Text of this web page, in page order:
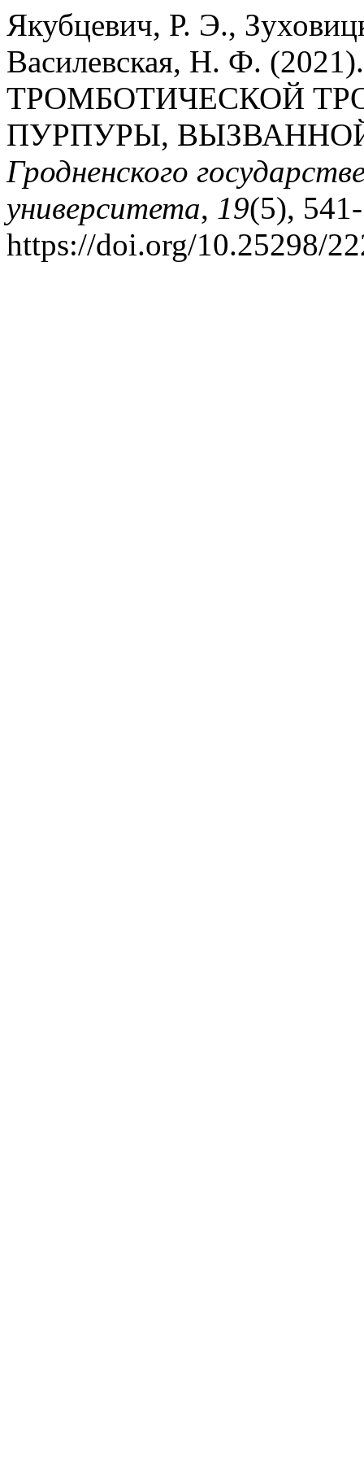
Якубцевич, Р. Э.,
Василевская, Н. Ф.
ТРОМБОТИЧЕСКОЙ
ПУРПУРЫ,
Гродненского
университета, 19(5),
https://doi.org/10.25298/